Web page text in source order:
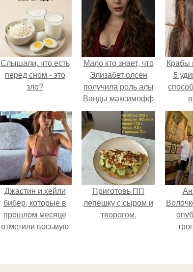
Слышали, что есть
перед сном - это
зло?
Мало кто знает, что
Элизабет олсен
получила роль алы
Ванды максимофф
не сразу.
Крабы
5
Джастин и хейли
бибер, которые в
прошлом месяце
отметили восьмую
новые фото с
Приготовь ПП
лепешку с сыром и
творогом.